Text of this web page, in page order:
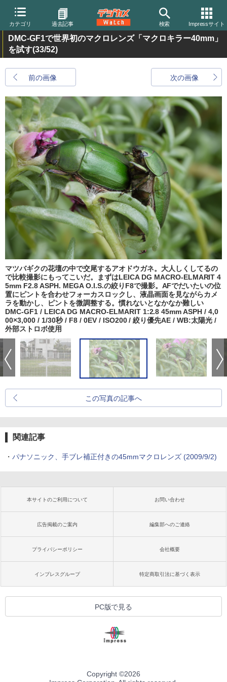
カテゴリ 過去記事 検索 Impressサイト
DMC-GF1で世界初のマクロレンズ「マクロキラー40mm」
を試す(33/52)
前の画像 次の画像
マツバギクの花壇の中で交尾するアオドウガネ。大人しくしてるの
で比較撮影にもってこいだ。まずはLEICA DG MACRO-ELMARIT 4
5mm F2.8 ASPH. MEGA O.I.S.の絞りF8で撮影。AFでだいたいの位
置にピントを合わせフォーカスロックし、液晶画面を見ながらカメ
ラを動かし、ピントを微調整する。慣れないとなかなか難しい
DMC-GF1 / LEICA DG MACRO-ELMARIT 1:2.8 45mm ASPH / 4,0
00×3,000 / 1/30秒 / F8 / 0EV / ISO200 / 絞り優先AE / WB:太陽光 /
外部ストロボ使用
この写真の記事へ
関連記事
・ パナソニック、手ブレ補正付きの45mmマクロレンズ (2009/9/2)
本サイトのご利用について お問い合わせ
広告掲載のご案内 編集部へのご連絡
プライバシーポリシー 会社概要
インプレスグループ 特定商取引法に基づく表示
PC版で見る
Copyright ©2026